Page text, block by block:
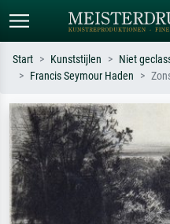
Zoek op kunstenaar, titel of stijl – bijv.
Monet, Sterrennacht, impressionisme,
Hokusai-golf, naakt.
Start Kunststijlen
Niet
Francis Seymour Haden